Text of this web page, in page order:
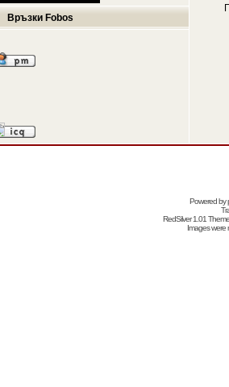
Връзки Fobos
Powered by
RedSilver 1.01
Images were